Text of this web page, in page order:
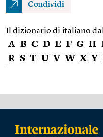
Condividi
Il dizionario di italiano
A B C D E F G H
R S T U V W X Y